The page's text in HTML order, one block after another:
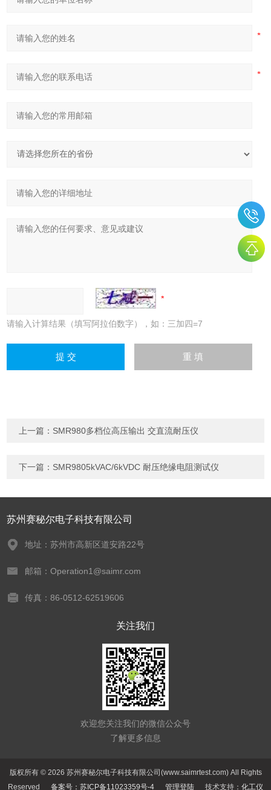
请输入计算结果（填写阿拉伯数字），如：三加四=7
上一篇： SMR980多档位高压输出 交直流耐压仪
下一篇： SMR9805kVAC/6kVDC 耐压绝缘电阻测试仪
苏州赛秘尔电子科技有限公司
地址：苏州市高新区道安路22号
邮箱：Operation1@saimr.com
传真：86-0512-62519606
关注我们
欢迎您关注我们的微信公众号
了解更多信息
版权所有 © 2026 苏州赛秘尔电子科技有限公司(www.saimrtest.com) All Rights
Reserved 备案号：苏ICP备11023359号-4 管理登陆 技术支持： 化工仪